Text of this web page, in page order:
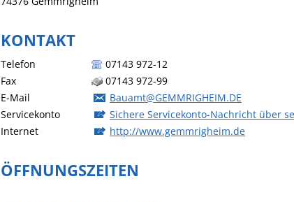
KONTAKT
Telefon
07143 972-12
Fax
07143 972-99
E-Mail
Bauamt@GEMMRIGHEIM.DE
Servicekonto
Sichere Servicekonto-Nachricht über
Internet
http://www.gemmrigheim.de
ÖFFNUNGSZEITEN